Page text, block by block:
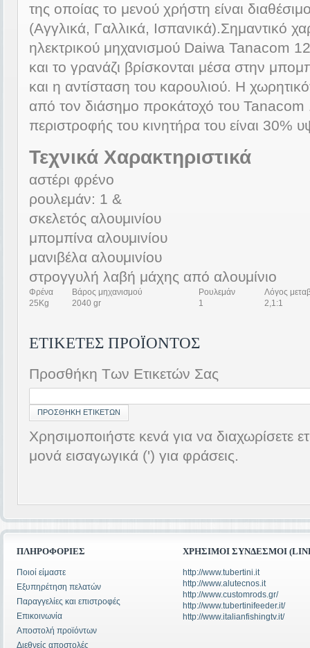
της οποίας το μενού χρήστη είναι
(Αγγλικά, Γαλλικά, Ισπανικά).Σημαντικό
ηλεκτρικού μηχανισμού Daiwa Tanacom
και το γρανάζι βρίσκονται μέσα στην
και η αντίσταση του καρουλιού. Η
από τον διάσημο προκάτοχό του Tanacom
περιστροφής του κινητήρα του είναι 30%
Τεχνικά Χαρακτηριστικά
αστέρι φρένο
ρουλεμάν: 1 &
σκελετός αλουμινίου
μπομπίνα αλουμινίου
μανιβέλα αλουμινίου
στρογγυλή λαβή μάχης από αλουμίνιο
Φρένα Βάρος μηχανισμού Ρουλεμάν
Λόγος
25Kg
2040 gr 1 2,1:1
ΕΤΙΚΈΤΕΣ ΠΡΟΪΌΝΤΟΣ
Προσθήκη Των Ετικετών Σας
ΠΡΟΣΘΉΚΗ ΕΤΙΚΕΤΏΝ
Χρησιμοποιήστε κενά για να διαχωρίσετε
μονά εισαγωγικά (') για φράσεις.
ΠΛΗΡΟΦΟΡΊΕΣ
Ποιοί είμαστε
Εξυπηρέτηση πελατών
Παραγγελίες και επιστροφές
Επικοινωνία
Αποστολή προϊόντων
Διεθνείς αποστολές
ΧΡΉΣΙΜΟΙ ΣΎΝΔΕΣΜΟΙ
http://www.tubertini.it
http://www.alutecnos.it
http://www.customrods.gr/
http://www.tubertinifeeder.it/
http://www.italianfishingtv.it/